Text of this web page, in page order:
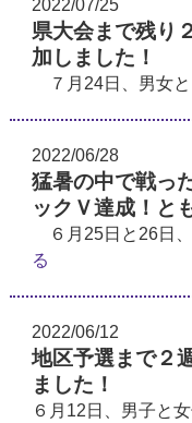
2022/07/25
県大会まで残り
加しました！
７月24日、男女
2022/06/28
猛暑の中で戦っ
ックＶ達成！と
６月25日と26日
る
2022/06/12
地区予選まで２
ました！
６月12日、男子と